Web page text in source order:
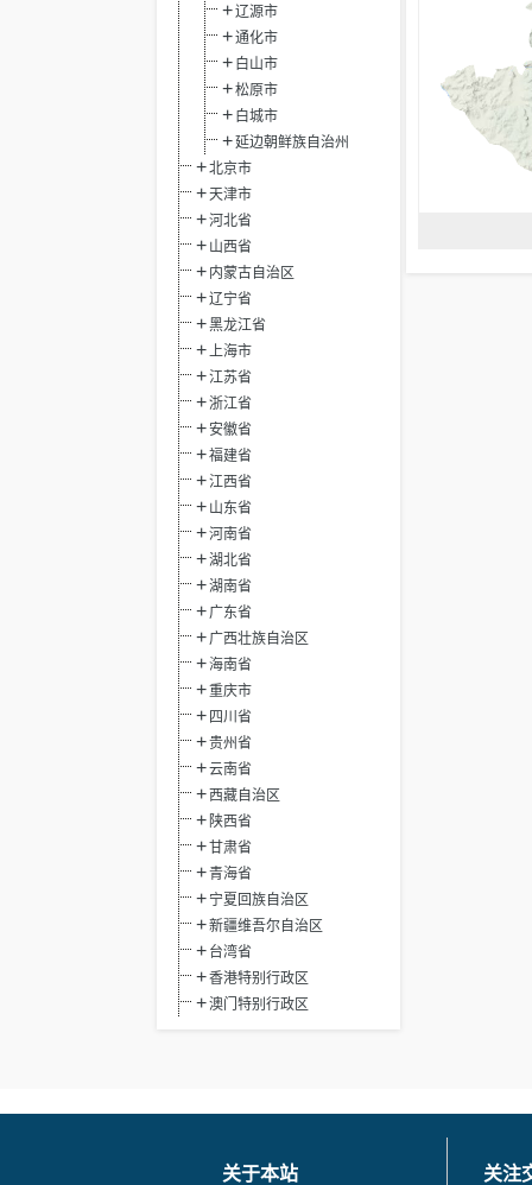
辽源市
通化市
白山市
松原市
白城市
延边朝鲜族自治州
北京市
天津市
河北省
山西省
内蒙古自治区
辽宁省
黑龙江省
上海市
江苏省
浙江省
安徽省
福建省
江西省
山东省
河南省
湖北省
湖南省
广东省
广西壮族自治区
海南省
重庆市
四川省
贵州省
云南省
西藏自治区
陕西省
甘肃省
青海省
宁夏回族自治区
新疆维吾尔自治区
台湾省
香港特别行政区
澳门特别行政区
关于本站 关注